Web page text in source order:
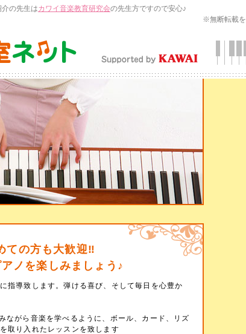
の先生はカワイ音楽教育研究会の先生方ですので安心♪
※無断転載
ての方も大歓迎‼︎
ノを楽しみましょう♪
指導致します。弾ける喜び、そして毎日を心豊か
ながら音楽を学べるように、ボール、カード、リズ
取り入れたレッスンを致します